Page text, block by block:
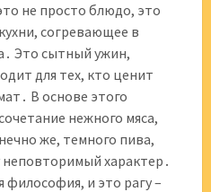
не просто блюдо, это
согревающее в
Это сытный ужин,
для тех, кто ценит
В основе этого
нежного мяса,
же, темного пива,
характер․
философия, и это рагу –